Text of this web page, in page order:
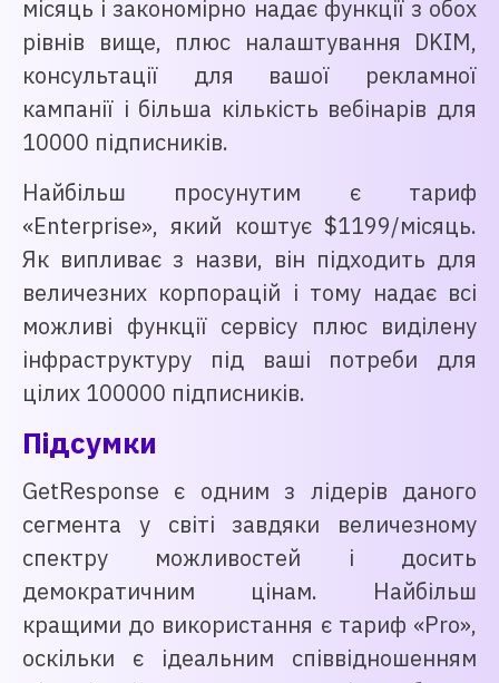
місяць і закономірно надає функції з обох
рівнів вище, плюс налаштування DKIM,
консультації для вашої рекламної
кампанії і більша кількість вебінарів для
10000 підписників.
Найбільш просунутим є тариф
«Enterprise», який коштує $1199/місяць.
Як випливає з назви, він підходить для
величезних корпорацій і тому надає всі
можливі функції сервісу плюс виділену
інфраструктуру під ваші потреби для
цілих 100000 підписників.
Підсумки
GetResponse є одним з лідерів даного
сегмента у світі завдяки величезному
спектру можливостей і досить
демократичним цінам. Найбільш
кращими до використання є тариф «Pro»,
оскільки є ідеальним співвідношенням